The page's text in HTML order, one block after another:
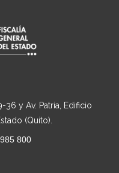
36 y Av. Patria, Edificio
(Quito).
800